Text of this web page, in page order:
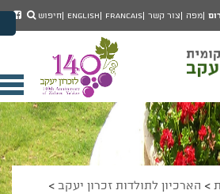
מפה צור קשר Francais
English חיפוש
> הארכיון לתולדות זכרון יעקב >